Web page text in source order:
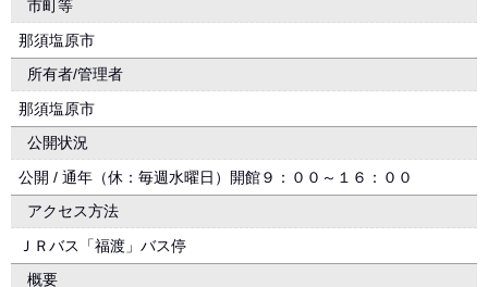
市町等
那須塩原市
所有者/管理者
那須塩原市
公開状況
公開 / 通年（休：毎週水曜日）開館９：００～１６：００
アクセス方法
ＪＲバス「福渡」バス停
概要